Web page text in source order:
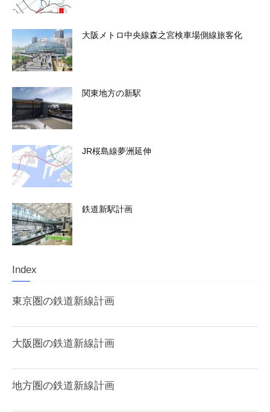
大阪メトロ中央線森之宮検車場側線旅客化
関東地方の新駅
JR桜島線夢洲延伸
鉄道新駅計画
Index
東京圏の鉄道新線計画
大阪圏の鉄道新線計画
地方圏の鉄道新線計画